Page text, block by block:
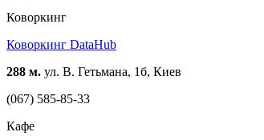
Коворкинг
Коворкинг DataHub
288 м. ул. В. Гетьмана, 1б, Киев
(067) 585-85-33
Кафе